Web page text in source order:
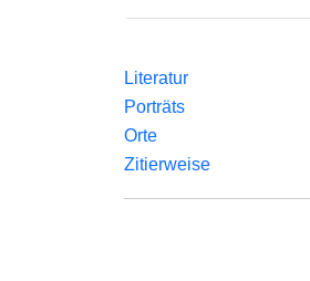
Literatur
Porträts
Orte
Zitierweise